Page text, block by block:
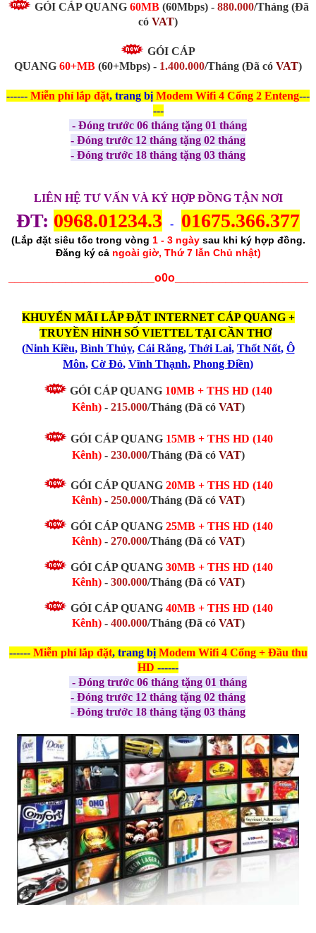
GÓI CÁP QUANG 60MB (60Mbps) - 880.000/Tháng (Đã
có VAT)
GÓI CÁP
QUANG 60+MB (60+Mbps) - 1.400.000/Tháng (Đã có VAT)
------ Miễn phílắp đặt, trang bị Modem Wifi 4 Cổng 2 Enteng---
---
- Đóng trước 06 tháng tặng 01 tháng
- Đóng trước 12 tháng tặng 02 tháng
- Đóng trước 18 tháng tặng 03 tháng
LIÊN HỆ TƯ VẤN VÀ KÝ HỢP ĐỒNG TẬN NƠI
ĐT: 0968.01234.3 - 01675.366.377
(Lắp đặt siêu tốc trong vòng 1 - 3 ngày sau khi ký hợp đồng.
Đăng ký cả ngoài giờ, Thứ 7 lẫn Chủ nhật)
_______________________o0o_____________________
KHUYẾN MÃI LẮP ĐẶT INTERNET CÁP QUANG +
TRUYỀN HÌNH SỐ VIETTEL TẠI CẦN THƠ
(Ninh Kiều, Bình Thủy, Cái Răng, Thới Lai, Thốt Nốt, Ô
Môn, Cờ Đỏ, Vĩnh Thạnh, Phong Điền)
GÓI CÁP QUANG 10MB + THS HD (140
Kênh)- 215.000/Tháng (Đã có VAT)
GÓI CÁP QUANG 15MB + THS HD (140
Kênh) - 230.000/Tháng (Đã có VAT)
GÓI CÁP QUANG 20MB + THS HD (140
Kênh) - 250.000/Tháng (Đã có VAT)
GÓI CÁP QUANG 25MB + THS HD (140
Kênh) - 270.000/Tháng (Đã có VAT)
GÓI CÁP QUANG 30MB + THS HD (140
Kênh) - 300.000/Tháng (Đã có VAT)
GÓI CÁP QUANG 40MB + THS HD (140
Kênh) - 400.000/Tháng (Đã có VAT)
------ Miễn phílắp đặt, trang bị Modem Wifi 4 Cổng + Đầu thu
HD ------
- Đóng trước 06 tháng tặng 01 tháng
- Đóng trước 12 tháng tặng 02 tháng
- Đóng trước 18 tháng tặng 03 tháng